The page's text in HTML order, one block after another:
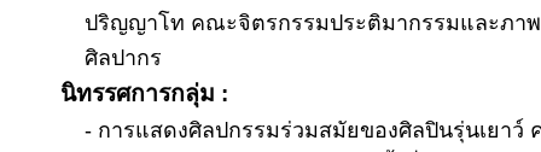
ปริญญาโท คณะจิตรกรรมประติมากรรมและภา
ศิลปากร
นิทรรศการกลุ่ม :
- การแสดงศิลปกรรมร่วมสมัยของศิลปินรุ่นเยาว์